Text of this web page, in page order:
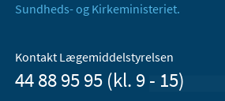
Sundheds- og Kirkeministeriet.
Kontakt Lægemiddelstyrelsen
44 88 95 95 (kl. 9 - 15)